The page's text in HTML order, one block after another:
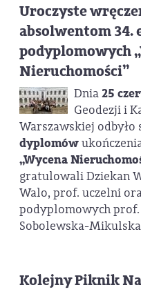
Uroczyste
absolwentom
podyplomowych
Nieruchomości”
Dnia25
Geodezji i
Warszawskiej odbyło
dyplomów
„Wycena
gratulowali Dziekan
Walo, prof. uczelni
podyplomowych
Sobolewska-
Kolejny Piknik